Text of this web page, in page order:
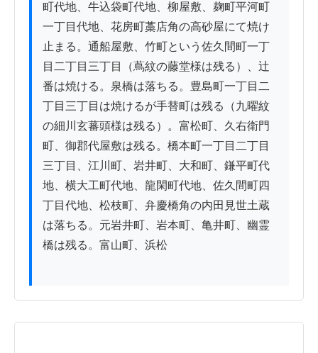
町代地、牛込袋町代地、柳屋敷、麹町平河町
一丁目代地、花房町藁店角の高砂屋にて焼け
止まる。通船屋敷、竹町という佐久間町一丁
目二丁目三丁目（蔦紋の藤堂様は残る）、辻
番は焼ける。泉橋は落ちる。豊島町一丁目二
丁目三丁目は焼けるが手替町は残る（九曜紋
の細川玄蕃頭様は残る）。富松町、久右衛門
町、御郡代屋敷は残る。橋本町一丁目二丁目
三丁目、江川町、岩井町、大和町、鎌平町代
地、横大工町代地、龍閑町代地、佐久間町四
丁目代地、松枝町、弁慶橋角の内田見世土蔵
は落ちる。元岩井町、岩本町、亀井町、幽霊
橋は残る。富山町、浜松